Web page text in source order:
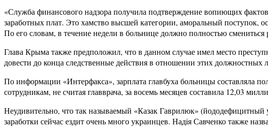
«Служба финансового надзора получила подтверждение вопиющих
заработных плат. Это хамство высшей категории, аморальный
По его словам, в течение недели в больнице должно полностью смениться
Глава Крыма также предположил, что в данном случае имел место
довести до конца следственные действия в отношении этих
По информации «Интерфакса», зарплата главбуха больницы составляла
сотрудникам, не считая главврача, за восемь месяцев составила 12,03
Неудивительно, что так называемый «Казак Гаврилюк»
заработки сейчас ездит очень много украинцев. Надiя Савченко также